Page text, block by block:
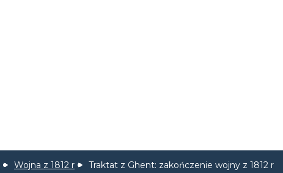
Wojna z 1812 r Traktat z Ghent: zakończenie wojny z 1812 r